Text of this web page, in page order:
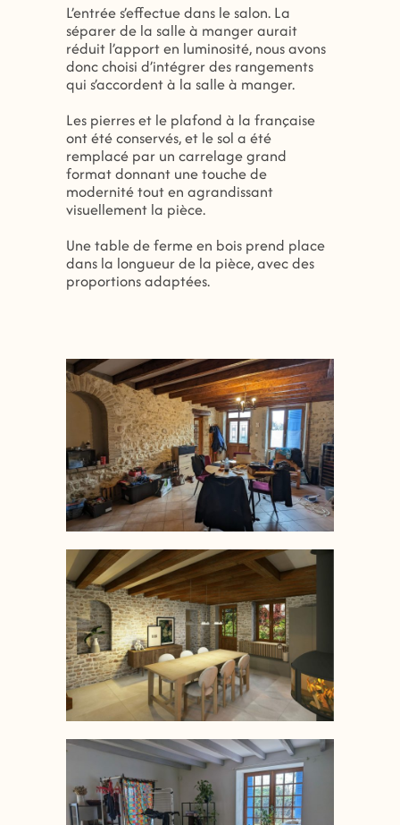
L’entrée s’effectue dans le salon. La
séparer de la salle à manger aurait
réduit l’apport en luminosité, nous avons
donc choisi d’intégrer des rangements
qui s’accordent à la salle à manger.
Les pierres et le plafond à la française
ont été conservés, et le sol a été
remplacé par un carrelage grand
format donnant une touche de
modernité tout en agrandissant
visuellement la pièce.
Une table de ferme en bois prend place
dans la longueur de la pièce, avec des
proportions adaptées.